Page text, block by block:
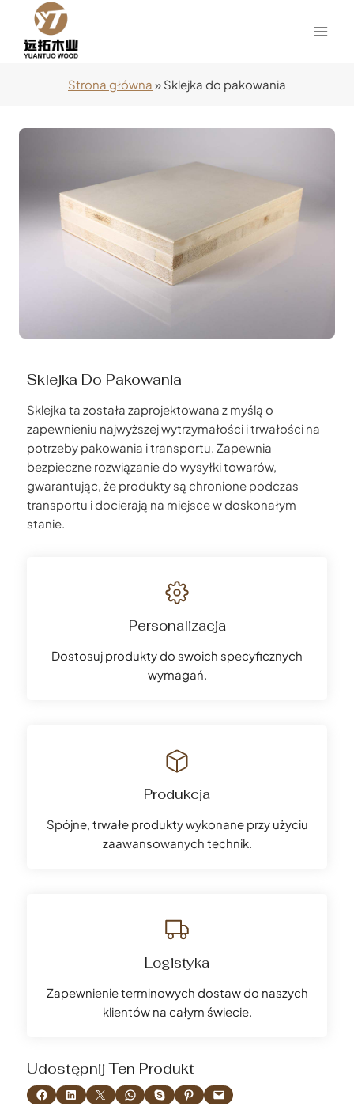
Przejdź
treści
Strona główna » Sklejka do pakowania
Sklejka Do Pakowania
Sklejka ta została zaprojektowana z myślą o
zapewnieniu najwyższej wytrzymałości i trwałości na
potrzeby pakowania i transportu. Zapewnia
bezpieczne rozwiązanie do wysyłki towarów,
gwarantując, że produkty są chronione podczas
transportu i docierają na miejsce w doskonałym
stanie.
Personalizacja
Dostosuj produkty do swoich specyficznych
wymagań.
Produkcja
Spójne, trwałe produkty wykonane przy użyciu
zaawansowanych technik.
Logistyka
Zapewnienie terminowych dostaw do naszych
klientów na całym świecie.
Udostępnij Ten Produkt
Udostępnij na Facebooku
Udostępnij na LinkedIn
Udostępnij na X Udostępnij na WhatsApp
Udostępnianie na SkypeUdostępnij na Pinterest
Wyślij tę stronę e-mailem